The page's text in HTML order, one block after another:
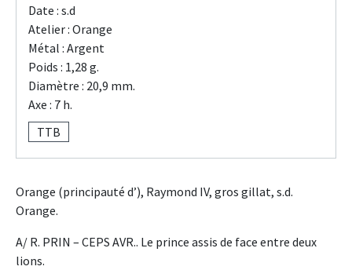
Date : s.d
Atelier : Orange
Métal : Argent
Poids : 1,28 g.
Diamètre : 20,9 mm.
Axe : 7 h.
TTB
Orange (principauté d’), Raymond IV, gros gillat, s.d.
Orange.
A/ R. PRIN – CEPS AVR.. Le prince assis de face entre deux
lions.